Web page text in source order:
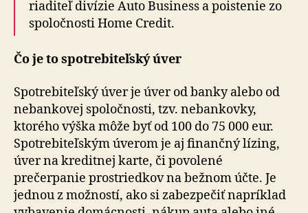
riaditeľ divízie Auto Business a poistenie zo
spoločnosti Home Credit.
Čo je to spotrebiteľský úver
Spotrebiteľský úver je úver od banky alebo od
nebankovej spoločnosti, tzv. nebankovky,
ktorého výška môže byť od 100 do 75 000 eur.
Spotrebiteľským úverom je aj finančný lízing,
úver na kreditnej karte, či povolené
prečerpanie prostriedkov na bežnom účte. Je
jednou z možností, ako si zabezpečiť napríklad